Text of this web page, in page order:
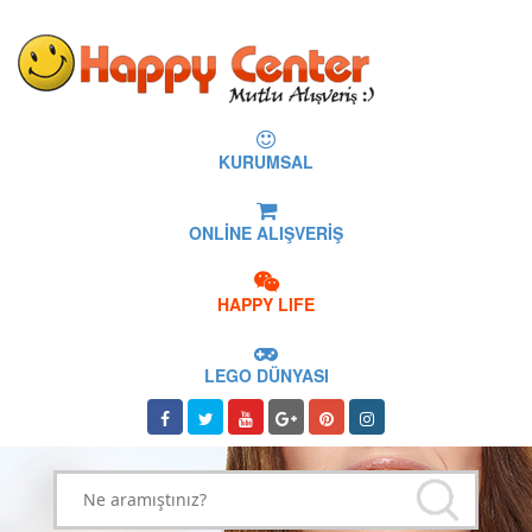
KURUMSAL
ONLİNE ALIŞVERİŞ
HAPPY LIFE
LEGO DÜNYASI